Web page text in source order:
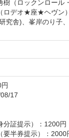
樹（ロックンロール
ロデオ★座★ヘヴン
究舎)、峯岸のり子
17
分証提示）：1200円
要半券提示）：2000